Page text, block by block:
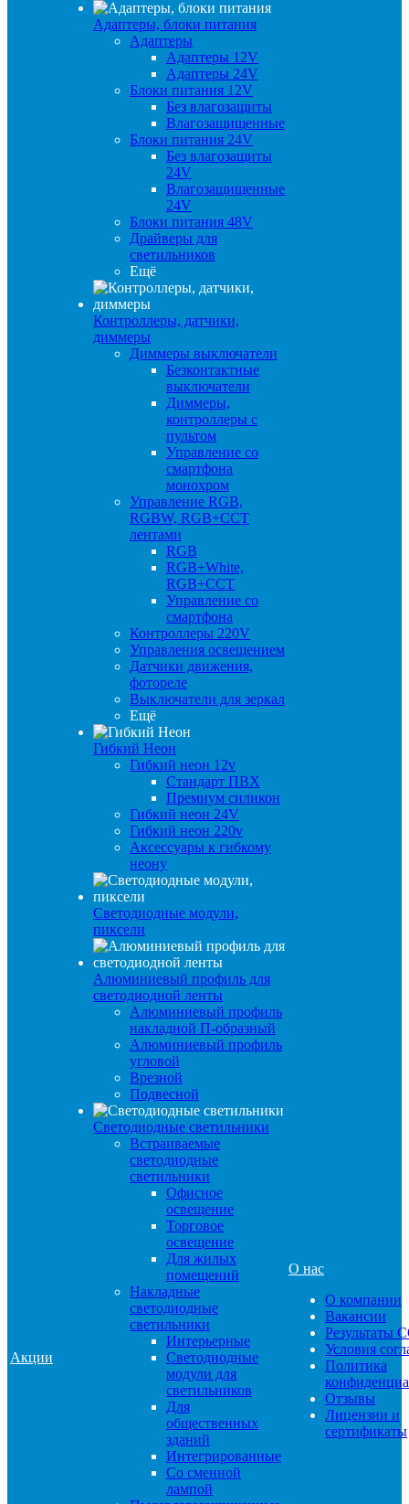
Акции
Адаптеры, блоки питания
Адаптеры
Адаптеры 12V
Адаптеры 24V
Блоки питания 12V
Без влагозащиты
Влагозащищенные
Блоки питания 24V
Без влагозащиты
24V
Влагозащищенные
24V
Блоки питания 48V
Драйверы для
светильников
Ещё
Контроллеры, датчики,
диммеры
Диммеры выключатели
Безконтактные
выключатели
Диммеры,
контроллеры с
пультом
Управление со
смартфона
монохром
Управление RGB,
RGBW, RGB+CCT
лентами
RGB
RGB+White,
RGB+CCT
Управление со
смартфона
Контроллеры 220V
Управления освещением
Датчики движения,
фотореле
Выключатели для зеркал
Ещё
Гибкий Неон
Гибкий неон 12v
Стандарт ПВХ
Премиум силикон
Гибкий неон 24V
Гибкий неон 220v
Аксессуары к гибкому
неону
Светодиодные модули,
пиксели
Алюминиевый профиль для
светодиодной ленты
Алюминиевый профиль
накладной П-образный
Алюминиевый профиль
угловой
Врезной
Подвесной
Светодиодные светильники
Встраиваемые
светодиодные
светильники
Офисное
освещение
Торговое
освещение
Для жилых
помещений
Накладные
светодиодные
светильники
Интерьерные
Светодиодные
модули для
светильников
Для
общественных
зданий
Интегрированные
Со сменной
лампой
О нас
О компании
Вакансии
Результаты
Условия
Политика
Отзывы
Лицензии и
сертификаты